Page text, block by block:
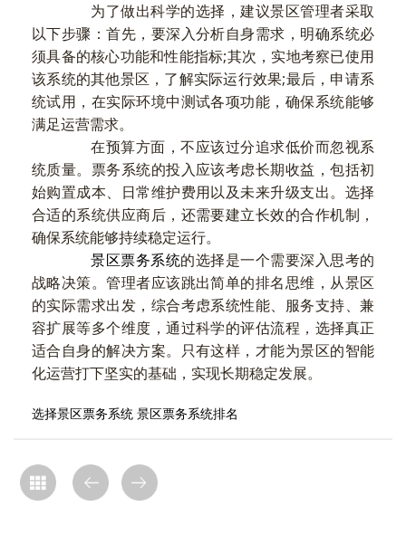
为了做出科学的选择，建议景区管理者采取
以下步骤：首先，要深入分析自身需求，明确系统必
须具备的核心功能和性能指标;其次，实地考察已使用
该系统的其他景区，了解实际运行效果;最后，申请系
统试用，在实际环境中测试各项功能，确保系统能够
满足运营需求。
在预算方面，不应该过分追求低价而忽视系
统质量。票务系统的投入应该考虑长期收益，包括初
始购置成本、日常维护费用以及未来升级支出。选择
合适的系统供应商后，还需要建立长效的合作机制，
确保系统能够持续稳定运行。
景区票务系统的选择是一个需要深入思考的
战略决策。管理者应该跳出简单的排名思维，从景区
的实际需求出发，综合考虑系统性能、服务支持、兼
容扩展等多个维度，通过科学的评估流程，选择真正
适合自身的解决方案。只有这样，才能为景区的智能
化运营打下坚实的基础，实现长期稳定发展。
选择景区票务系统 景区票务系统排名